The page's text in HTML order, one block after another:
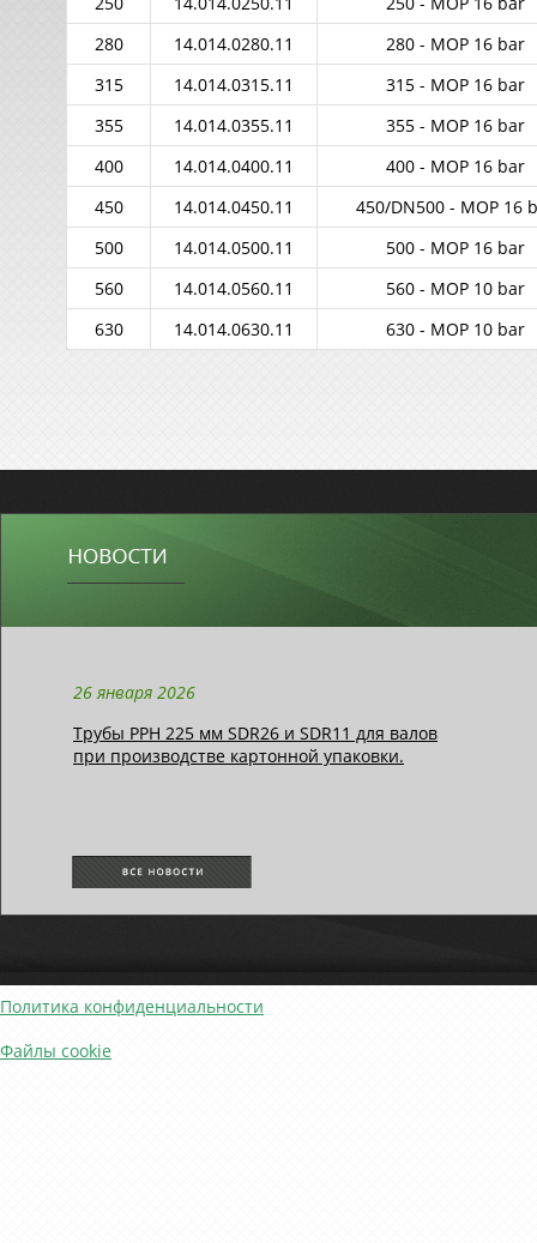
280
14.014.0280.11
280 - MOP 16 bar
315
14.014.0315.11
315 - MOP 16 bar
355
14.014.0355.11
355 - MOP 16 bar
400
14.014.0400.11
400 - MOP 16 bar
450
14.014.0450.11
450/DN500 - MOP 16
500
14.014.0500.11
500 - MOP 16 bar
560
14.014.0560.11
560 - MOP 10 bar
630
14.014.0630.11 630 - MOP 10 bar
26 января 2026
Трубы РРН 225 мм SDR26 и SDR11 для валов
при производстве картонной упаковки.
Политика конфиденциальности
Файлы cookie